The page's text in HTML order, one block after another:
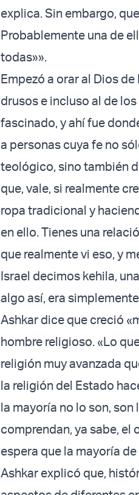
explica. Sin embargo,
Probablemente una de
todas»».
Empezó a orar al Dios
drusos e incluso al de
fascinado, y ahí fue
a personas cuya fe no
teológico, sino también
que, vale, si realmente
ropa tradicional y
en ello. Tienes una
que realmente vi eso, y
Israel decimos kehila,
algo así, era
Ashkar dice que creció
hombre religioso. «Lo
religión muy avanzada
la religión del Estado
la mayoría no lo son,
comprendan, ya sabe, el
espera que la mayoría
Ashkar explicó que,